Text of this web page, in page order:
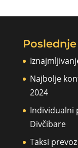
Najbolje
2024
Individualni
Divčibare
Taksi